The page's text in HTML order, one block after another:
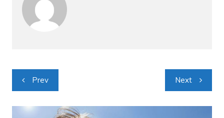
Navigacija
objava
Prev Next